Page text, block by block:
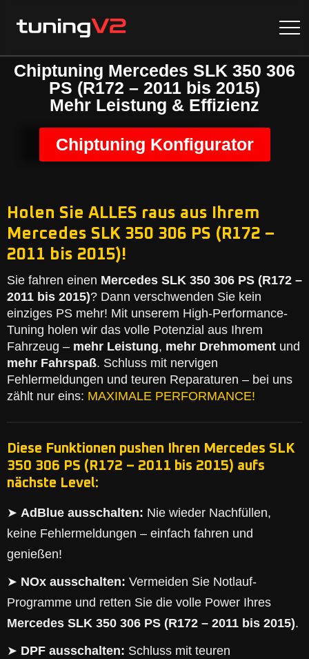
Chiptuning Mercedes SLK 350 306
PS (R172 – 2011 bis 2015)
Mehr Leistung & Effizienz
Chiptuning Konfigurator
Holen Sie ALLES raus aus Ihrem
Mercedes SLK 350 306 PS (R172 –
2011 bis 2015)!
Sie fahren einen Mercedes SLK 350 306 PS (R172 –
2011 bis 2015)? Dann verschwenden Sie kein
einziges PS mehr! Mit unserem High-Performance-
Tuning holen wir das volle Potenzial aus Ihrem
Fahrzeug – mehr Leistung, mehr Drehmoment und
mehr Fahrspaß. Schluss mit nervigen
Fehlermeldungen und teuren Reparaturen – bei uns
zählt nur eins: MAXIMALE PERFORMANCE!
Diese Funktionen pushen Ihren Mercedes SLK
350 306 PS (R172 – 2011 bis 2015) aufs
nächste Level:
➤ AdBlue ausschalten: Nie wieder Nachfüllen,
keine Fehlermeldungen – einfach fahren und
genießen!
➤ NOx ausschalten: Vermeiden Sie Notlauf-
Programme und retten Sie die volle Power Ihres
Mercedes SLK 350 306 PS (R172 – 2011 bis 2015).
➤ DPF ausschalten: Schluss mit teuren